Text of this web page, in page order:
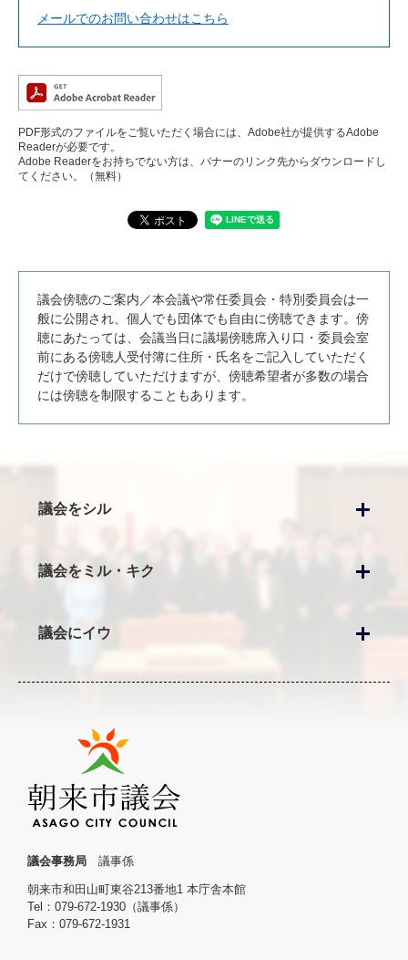
メールでのお問い合わせはこちら
PDF形式のファイルをご覧いただく場合には、Adobe社が提供するAdobe
Readerが必要です。
Adobe Readerをお持ちでない方は、バナーのリンク先からダウンロードし
てください。（無料）
議会傍聴のご案内／本会議や常任委員会・特別委員会は一
般に公開され、個人でも団体でも自由に傍聴できます。傍
聴にあたっては、会議当日に議場傍聴席入り口・委員会室
前にある傍聴人受付簿に住所・氏名をご記入していただく
だけで傍聴していただけますが、傍聴希望者が多数の場合
には傍聴を制限することもあります。
議会事務局 議事係
朝来市和田山町東谷213番地1 本庁舎本館
Tel：079-672-1930（議事係）
Fax：079-672-1931
議会をシル
議会をミル・キク
議会にイウ